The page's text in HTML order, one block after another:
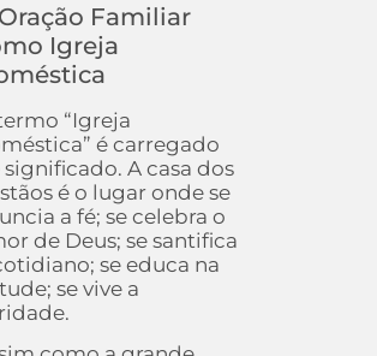
Familiar
Igreja
“Igreja
é carregado
significado. A casa dos
é o lugar onde se
a fé; se celebra o
de Deus; se santifica
se educa na
se vive a